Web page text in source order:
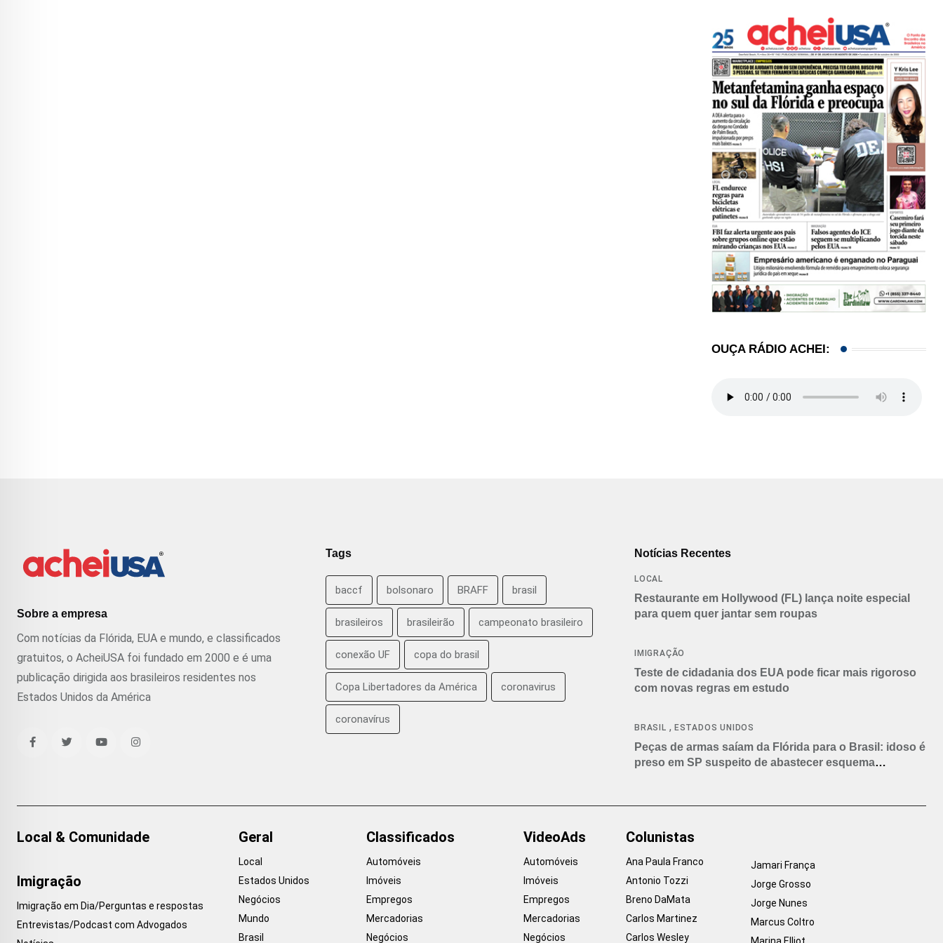
OUÇA RÁDIO ACHEI:
Sobre a empresa
Com notícias da Flórida, EUA e mundo, e classificados
gratuitos, o AcheiUSA foi fundado em 2000 e é uma
publicação dirigida aos brasileiros residentes nos
Estados Unidos da América
Tags
baccf bolsonaro BRAFF brasil
brasileiros brasileirão campeonato brasileiro
conexão UF copa do brasil
Copa Libertadores da América coronavirus
coronavírus
Notícias Recentes
LOCAL
Restaurante em Hollywood (FL) lança noite especial
para quem quer jantar sem roupas
IMIGRAÇÃO
Teste de cidadania dos EUA pode ficar mais rigoroso
com novas regras em estudo
BRASIL , ESTADOS UNIDOS
Peças de armas saíam da Flórida para o Brasil: idoso é
preso em SP suspeito de abastecer esquema
Local & Comunidade
Imigração
Imigração em Dia/Perguntas e respostas
Entrevistas/Podcast com Advogados
Geral
Local
Estados Unidos
Negócios
Mundo
Brasil
Classificados
Automóveis
Imóveis
Empregos
Mercadorias
Negócios
VideoAds
Automóveis
Imóveis
Empregos
Mercadorias
Negócios
Colunistas
Ana Paula Franco
Antonio Tozzi
Breno DaMata
Carlos Martinez
Carlos Wesley
Jamari França
Jorge Grosso
Jorge Nunes
Marcus Coltro